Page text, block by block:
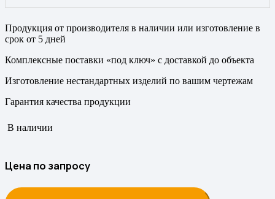
Продукция от производителя в наличии или изготовление в
срок от 5 дней
Комплексные поставки «под ключ» с доставкой до объекта
Изготовление нестандартных изделий по вашим чертежам
Гарантия качества продукции
В наличии
Цена по запросу